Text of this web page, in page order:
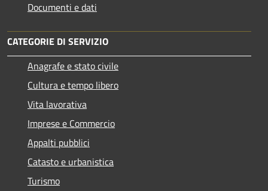
Documenti e dati
CATEGORIE DI SERVIZIO
Anagrafe e stato civile
Cultura e tempo libero
Vita lavorativa
Imprese e Commercio
Appalti pubblici
Catasto e urbanistica
Turismo